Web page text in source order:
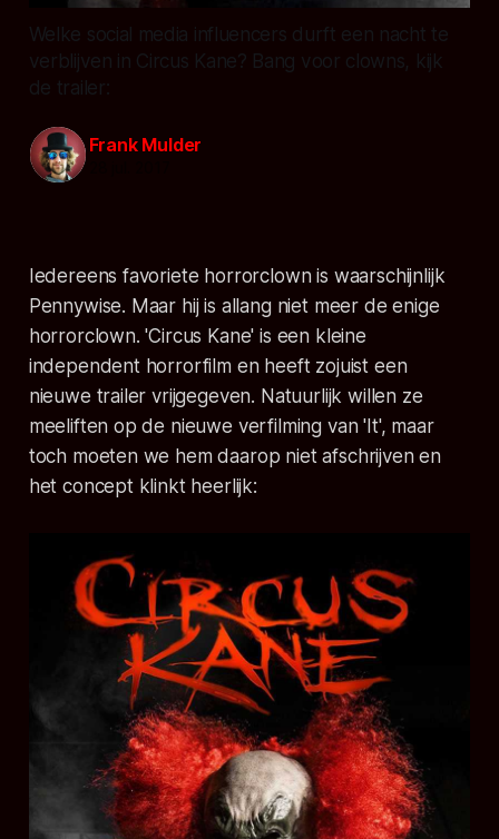
Welke social media influencers durft een nacht te
verblijven in Circus Kane? Bang voor clowns, kijk
de trailer:
Frank Mulder
Iedereens favoriete horrorclown is waarschijnlijk
Pennywise. Maar hij is allang niet meer de enige
horrorclown. 'Circus Kane' is een kleine
independent horrorfilm en heeft zojuist een
nieuwe trailer vrijgegeven. Natuurlijk willen ze
meeliften op de nieuwe verfilming van 'It', maar
toch moeten we hem daarop niet afschrijven en
het concept klinkt heerlijk: